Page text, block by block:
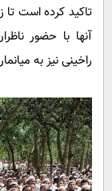
تاکید کرده است
آنها با حضور
راخینی نیز به